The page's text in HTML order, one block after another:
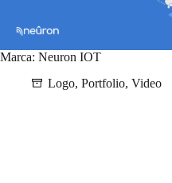
Marca: Neuron IOT
Logo, Portfolio, Video